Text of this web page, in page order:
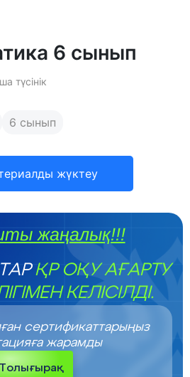
6 сынып
түсінік
6 сынып
жүктеу
жаңалық!!!
ҚР ОҚУ АҒАРТУ
КЕЛІСІЛДІ.
сертификаттарыңыз
жарамды